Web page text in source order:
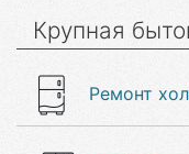
Крупная
Ремонт